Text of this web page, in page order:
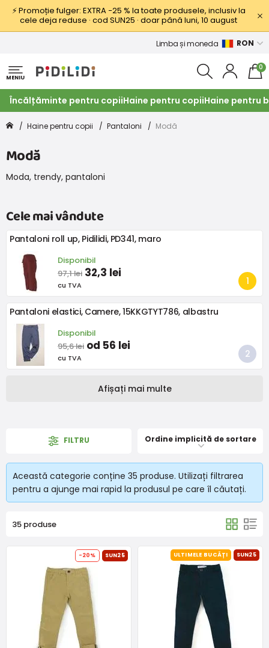
⚡ Promoție fulger: EXTRA −25 % la toate produsele, inclusiv la
cele deja reduse · cod SUN25 · doar până luni, 10 august
Limba și moneda RON
MENIU
0
Încălțăminte pentru copiiHaine pentru copiiHaine pentru
Haine pentru copii Pantaloni Modă
Modă
Moda, trendy, pantaloni
Cele mai vândute
Pantaloni roll up, Pidilidi, PD341, maro
Disponibil
97,1 lei 32,3 lei
cu TVA
Pantaloni elastici, Camere, 15KKGTYT786, albastru
Disponibil
95,6 lei od 56 lei
cu TVA
Afișați mai multe
FILTRU Ordine implicită de sortare
Această categorie conține 35 produse. Utilizați filtrarea
pentru a ajunge mai rapid la produsul pe care îl căutați.
35 produse
-20% SUN25 ULTIMELE BUCĂȚI SUN25